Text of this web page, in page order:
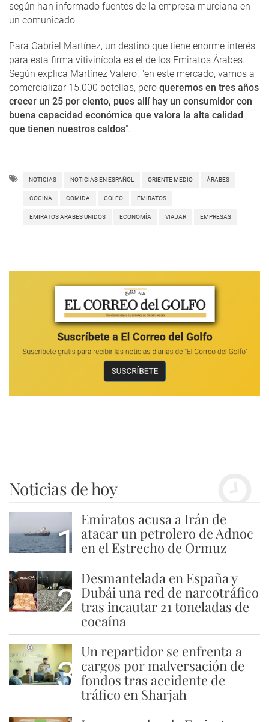
según han informado fuentes de la empresa murciana en
un comunicado.
Para Gabriel Martínez, un destino que tiene enorme interés
para esta firma vitivinícola es el de los Emiratos Árabes.
Según explica Martínez Valero, "en este mercado, vamos a
comercializar 15.000 botellas, pero queremos en tres años
crecer un 25 por ciento, pues allí hay un consumidor con
buena capacidad económica que valora la alta calidad
que tienen nuestros caldos".
NOTICIAS NOTICIAS EN ESPAÑOL ORIENTE MEDIO ÁRABES
COCINA COMIDA GOLFO EMIRATOS
EMIRATOS ÁRABES UNIDOS ECONOMÍA VIAJAR EMPRESAS
Noticias de hoy
1
Emiratos acusa a Irán de
atacar un petrolero de Adnoc
en el Estrecho de Ormuz
2
Desmantelada en España y
Dubái una red de narcotráfico
tras incautar 21 toneladas de
cocaína
3
Un repartidor se enfrenta a
cargos por malversación de
fondos tras accidente de
tráfico en Sharjah